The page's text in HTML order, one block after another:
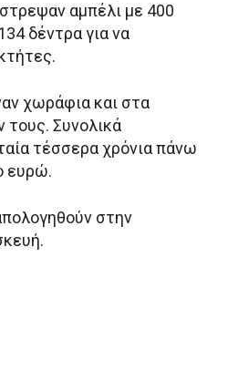
αμπέλι με 400
δέντρα για να
χωράφια και στα
Συνολικά
τέσσερα χρόνια πάνω
ευρώ.
στην